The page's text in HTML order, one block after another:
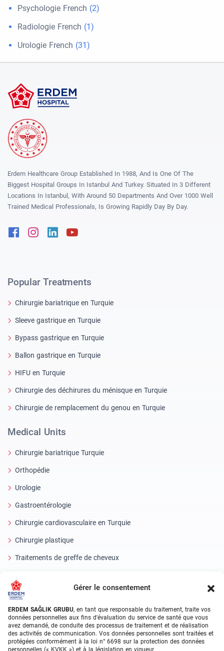
Gérer le consentement
ERDEM SAĞLIK GRUBU, en tant que responsable du traitement, traite vos
données personnelles aux fins d'évaluation du service de santé que vous
avez demandé, de conduite des processus de traitement et de réalisation
des activités de communication. Vos données personnelles sont traitées et
protégées conformément à la loi n° 6698 sur la protection des données
personnelles (« KVKK ») et à la législation en vigueur.
Psychologie French (2)
Radiologie French (1)
Urologie French (31)
Erdem Healthcare Group Established In 1988, And Is One Of The
Biggest Hospital Groups In Istanbul And Turkey. Situated In 3 Different
Locations In Istanbul, With Around 50 Departments And Over 1000 Well
Trained Medical Professionals, Is Growing Rapidly Day By Day.
FacebookInstagram
Linkedin
Popular Treatments
Chirurgie bariatrique en Turquie
Sleeve gastrique en Turquie
Bypass gastrique en Turquie
Ballon gastrique en Turquie
HIFU en Turquie
Chirurgie des déchirures du ménisque en Turquie
Chirurgie de remplacement du genou en Turquie
Medical Units
Chirurgie bariatrique Turquie
Orthopédie
Urologie
Gastroentérologie
Chirurgie cardiovasculaire en Turquie
Chirurgie plastique
Traitements de greffe de cheveux
Oeil laser
About Erdem
À propos de nous